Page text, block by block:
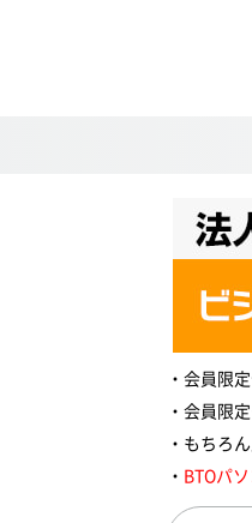
会員限
会員限
もちろ
BTOパ